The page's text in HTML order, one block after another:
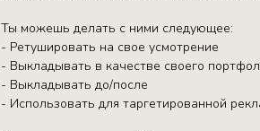
Ты можешь делать с ними следующее:
- Ретушировать на свое усмотрение
- Выкладывать в качестве своего
- Выкладывать до/после
- Использовать для таргетированной